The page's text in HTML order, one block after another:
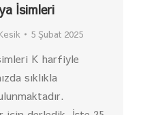
İsimleri
5 Şubat 2025
K harfiyle
sıklıkla